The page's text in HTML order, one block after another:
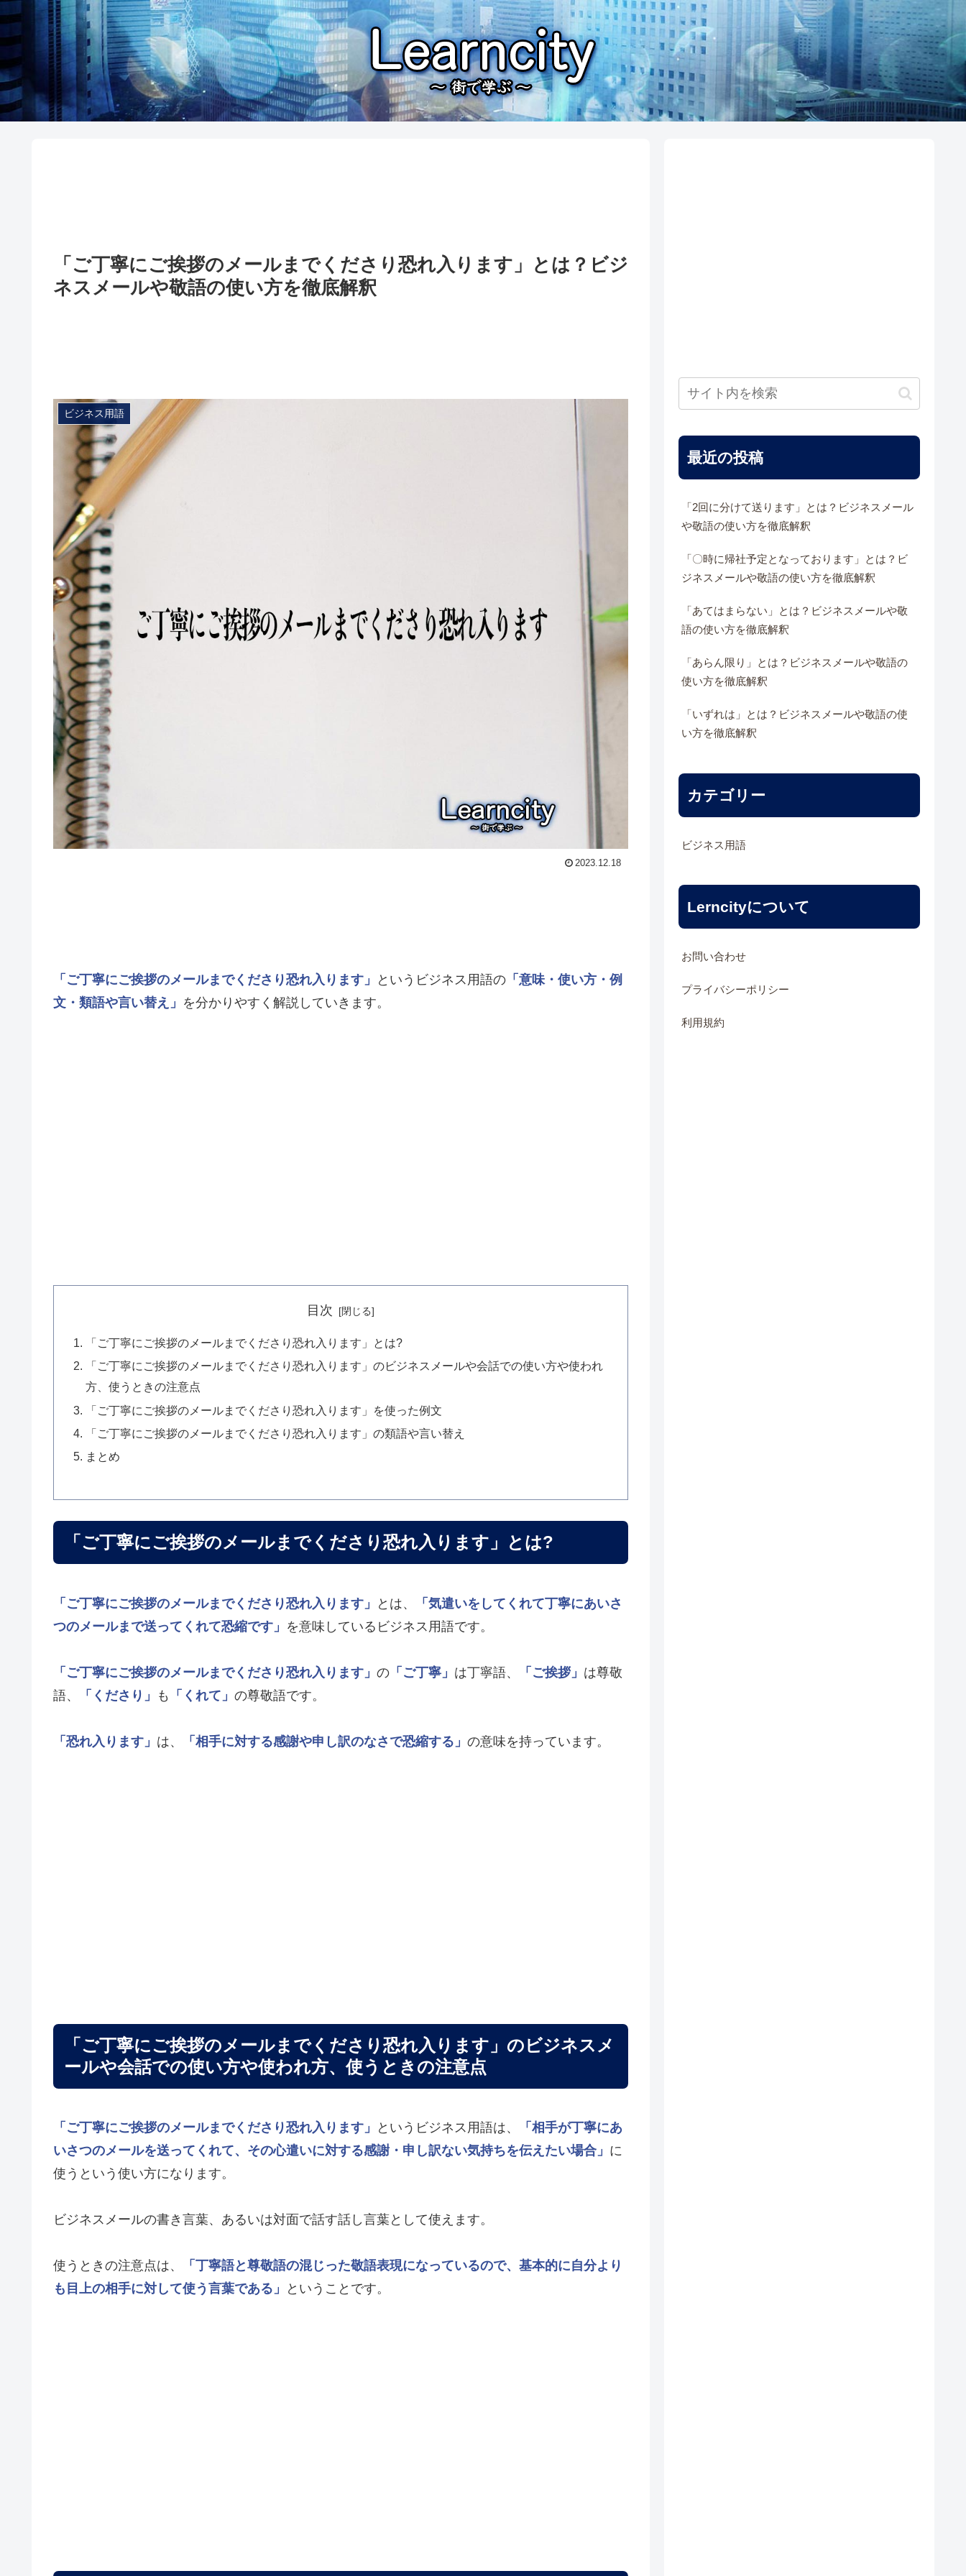
「ご丁寧にご挨拶のメールまでくださり恐れ入ります」とは？ビジ
ネスメールや敬語の使い方を徹底解釈
ビジネス用語
2023.12.18
「ご丁寧にご挨拶のメールまでくださり恐れ入ります」 というビジネス用語の 「意味・使い方・例
文・類語や言い替え」 を分かりやすく解説していきます。
目次
「ご丁寧にご挨拶のメールまでくださり恐れ入ります」とは?
「ご丁寧にご挨拶のメールまでくださり恐れ入ります」のビジネスメールや会話での使い方や使われ
方、使うときの注意点
「ご丁寧にご挨拶のメールまでくださり恐れ入ります」を使った例文
「ご丁寧にご挨拶のメールまでくださり恐れ入ります」の類語や言い替え
まとめ
「ご丁寧にご挨拶のメールまでくださり恐れ入ります」とは?
「ご丁寧にご挨拶のメールまでくださり恐れ入ります」 とは、
「気遣いをしてくれて丁寧にあいさ
つのメールまで送ってくれて恐縮です」 を意味しているビジネス用語です。
「ご丁寧にご挨拶のメールまでくださり恐れ入ります」 の 「ご丁寧」 は丁寧語、 「ご挨拶」 は尊敬
語、
「くださり」 も 「くれて」 の尊敬語です。
「恐れ入ります」 は、 「相手に対する感謝や申し訳のなさで恐縮する」 の意味を持っています。
「ご丁寧にご挨拶のメールまでくださり恐れ入ります」のビジネスメ
ールや会話での使い方や使われ方、使うときの注意点
「ご丁寧にご挨拶のメールまでくださり恐れ入ります」 というビジネス用語は、
「相手が丁寧にあ
いさつのメールを送ってくれて、その心遣いに対する感謝・申し訳ない気持ちを伝えたい場合」 に
使うという使い方になります。
ビジネスメールの書き言葉、あるいは対面で話す話し言葉として使えます。
使うときの注意点は、
「丁寧語と尊敬語の混じった敬語表現になっているので、基本的に自分より
も目上の相手に対して使う言葉である」
ということです。
最近の投稿
「2回に分けて送ります」とは？ビジネスメール
や敬語の使い方を徹底解釈
「〇時に帰社予定となっております」とは？ビ
ジネスメールや敬語の使い方を徹底解釈
「あてはまらない」とは？ビジネスメールや敬
語の使い方を徹底解釈
「あらん限り」とは？ビジネスメールや敬語の
使い方を徹底解釈
「いずれは」とは？ビジネスメールや敬語の使
い方を徹底解釈
カテゴリー
ビジネス用語
Lerncityについて
お問い合わせ
プライバシーポリシー
利用規約